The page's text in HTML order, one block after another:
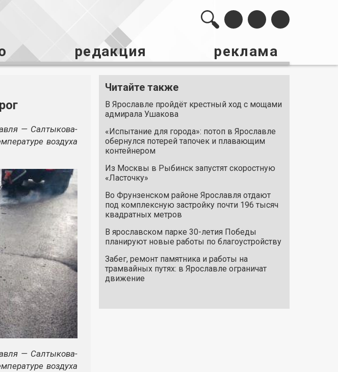
редакция реклама
— Салтыкова-
воздуха
— Салтыкова-
воздуха
Читайте также
В Ярославле пройдёт крестный ход с мощами
адмирала Ушакова
«Испытание для города»: потоп в Ярославле
обернулся потерей тапочек и плавающим
контейнером
Из Москвы в Рыбинск запустят скоростную
«Ласточку»
Во Фрунзенском районе Ярославля отдают
под комплексную застройку почти 196 тысяч
квадратных метров
В ярославском парке 30-летия Победы
планируют новые работы по благоустройству
Забег, ремонт памятника и работы на
трамвайных путях: в Ярославле ограничат
движение